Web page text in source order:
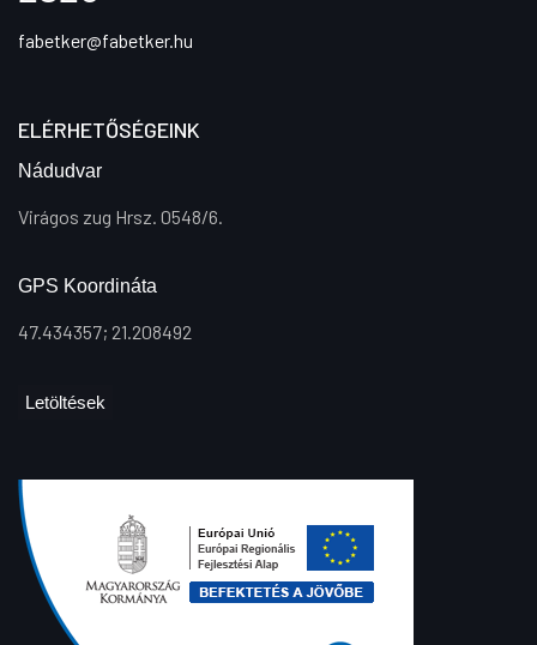
fabetker@fabetker.hu
ELÉRHETŐSÉGEINK
Nádudvar
Virágos zug Hrsz. 0548/6.
GPS Koordináta
47.434357; 21.208492
Letöltések